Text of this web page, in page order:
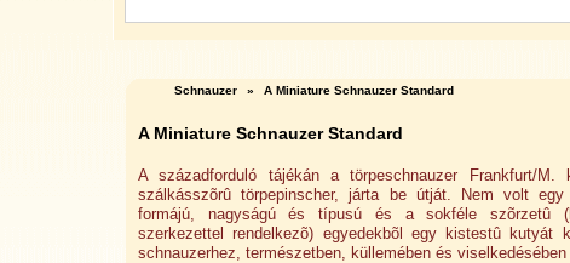
Schnauzer » A Miniature Schnauzer Standard
A Miniature Schnauzer Standard
A századforduló tájékán a törpeschnauzer Frankfurt/
szálkásszõrû törpepinscher, járta be útját. Nem volt
formájú, nagyságú és típusú és a sokféle szõrzetû
szerkezettel rendelkezõ) egyedekbõl egy kistestû
schnauzerhez, természetben, küllemében és